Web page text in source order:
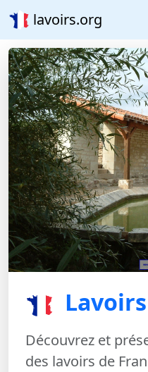
lavoirs.org
Découvrez et
des lavoirs de